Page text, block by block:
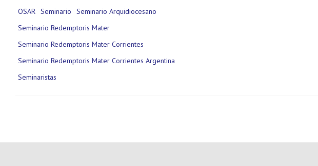
OSAR Seminario
Seminario Arquidiocesano
Seminario Redemptoris Mater
Seminario Redemptoris Mater Corrientes
Seminario Redemptoris Mater Corrientes Argentina
Seminaristas